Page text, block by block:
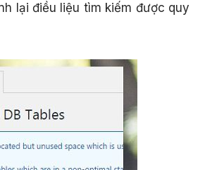
lại điều liệu tìm kiếm được quy